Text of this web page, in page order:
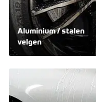
Aluminium / stalen
velgen